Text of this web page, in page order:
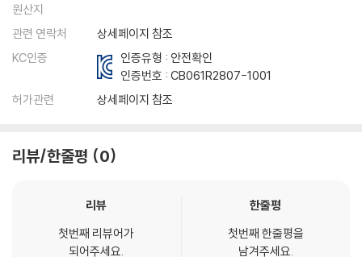
원산지
관련 연락처
상세페이지 참조
KC인증
인증유형 : 안전확인
인증번호 :CB061R2807-1001
허가관련
상세페이지 참조
리뷰/한줄평 0
리뷰
첫번째 리뷰어가
되어주세요.
한줄평
첫번째 한줄평을
남겨주세요.